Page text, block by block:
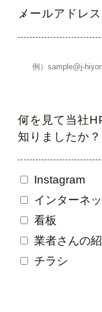
メールアドレス
何を見て当社
知りましたか？
Instagram
インターネ
看板
業者さんの
チラシ